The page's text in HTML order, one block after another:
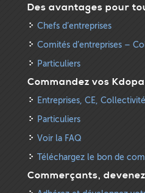
Des avantages pour
Chefs d’entreprises
Comités d’entreprises –
Particuliers
Commandez vos
Entreprises, CE,
Particuliers
Voir la FAQ
Téléchargez le bon de
Commerçants,